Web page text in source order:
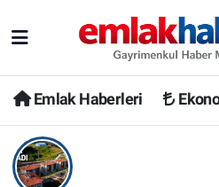
Emlak Haberleri